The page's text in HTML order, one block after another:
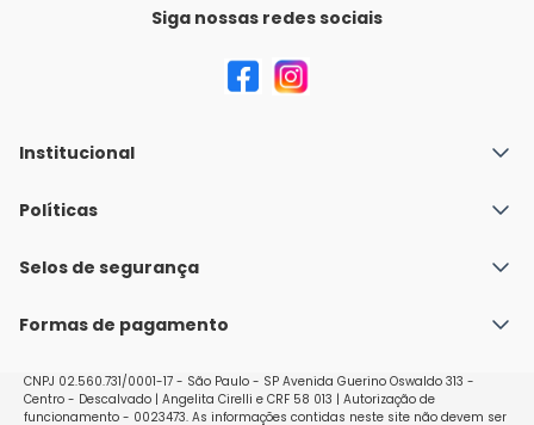
Siga nossas redes sociais
Institucional
Quem Somos
Nossas lojas
Políticas
Política de Envio
Políticas de Trocas e Devoluções
Selos de segurança
Formas de pagamento
CNPJ 02.560.731/0001-17 - São Paulo - SP Avenida Guerino Oswaldo 313 -
Centro - Descalvado | Angelita Cirelli e CRF 58 013 | Autorização de
funcionamento - 0023473. As informações contidas neste site não devem ser